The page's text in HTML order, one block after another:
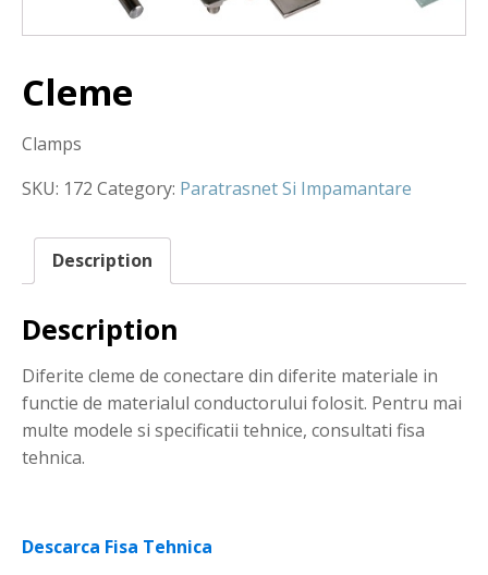
Cleme
Clamps
SKU: 172 Category: Paratrasnet Si Impamantare
Description
Description
Diferite cleme de conectare din diferite materiale in
functie de materialul conductorului folosit. Pentru mai
multe modele si specificatii tehnice, consultati fisa
tehnica.
Descarca Fisa Tehnica